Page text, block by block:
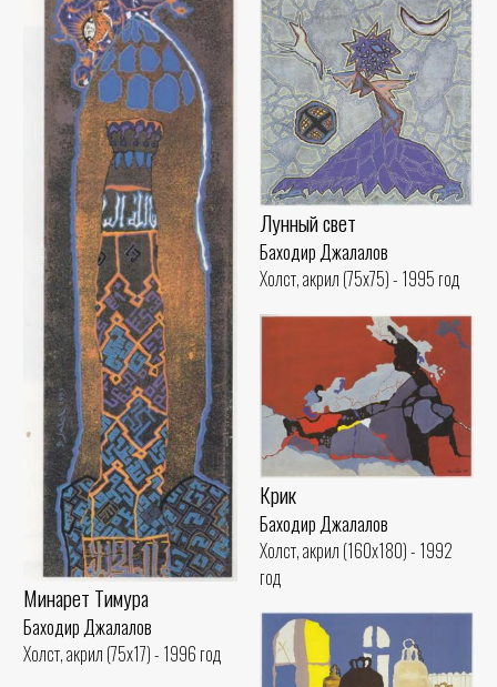
Минарет Тимура
Баходир Джалалов
Холст, акрил (75x17) - 1996 год
Лунный свет
Баходир Джалалов
Холст, акрил (75x75) - 1995 год
Крик
Баходир Джалалов
Холст, акрил (160x180) - 1992
год